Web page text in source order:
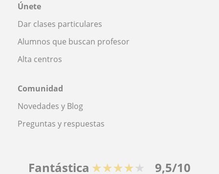
Únete
Dar clases particulares
Alumnos que buscan profesor
Alta centros
Comunidad
Novedades y Blog
Preguntas y respuestas
Fantástica ★★★★★ 9,5/10